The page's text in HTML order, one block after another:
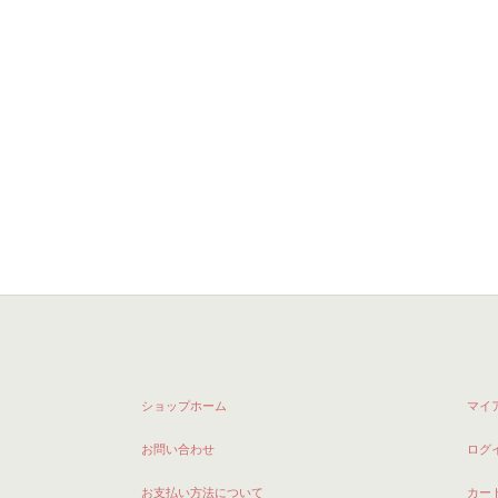
ショップホーム
お問い合わせ
お支払い方法について
マイ
ログ
カー